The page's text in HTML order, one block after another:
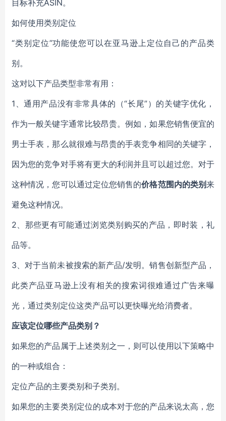
目标补充ASIN。
如何使用类别定位
“类别定位”功能使您可以在亚马逊上定位自己的产品类
别。
这对以下产品类型非常有用：
1、通用产品没有非常具体的（“长尾”）的关键字优化，
作为一般关键字通常比较昂贵。例如，如果您销售便宜的
男士手表，那么就很难与昂贵的手表竞争相同的关键字，
因为您的竞争对手将有更大的利润并且可以超过您。对于
这种情况，您可以通过定位您销售的价格范围内的类别来
避免这种情况。
2、那些更有可能通过浏览类别购买的产品，即时装，礼
品等。
3、对于当前未被搜索的新产品/发明。销售创新型产品，
此类产品亚马逊上没有相关的搜索词很难通过广告来曝
光，通过类别定位这类产品可以更快曝光给消费者。
应该定位哪些产品类别？
如果您的产品属于上述类别之一，则可以使用以下策略中
的一种或组合：
定位产品的主要类别和子类别。
如果您的主要类别定位的成本对于您的产品来说太高，您